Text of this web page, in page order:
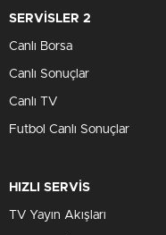
SERVİSLER 2
Canlı Borsa
Canlı Sonuçlar
Canlı TV
Futbol Canlı Sonuçlar
HIZLI SERVİS
TV Yayın Akışları